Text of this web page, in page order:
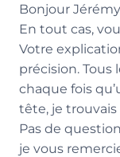
Bonjour
En tout cas,
Votre
précision. Tous
chaque fois
tête, je trouvais
Pas de
je vous